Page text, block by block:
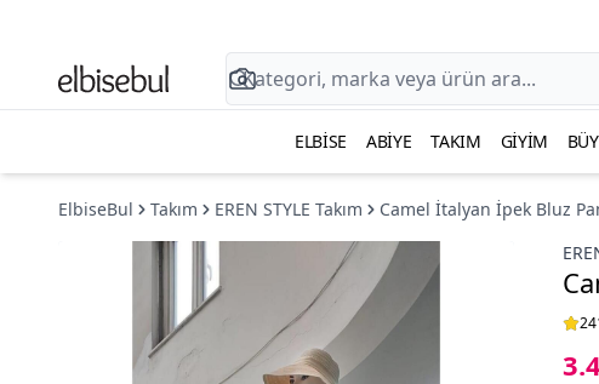
ELBISE ABIYE TAKIM GIYIM
ElbiseBul Takım EREN STYLE Takım
Camel İtalyan İpek Bluz